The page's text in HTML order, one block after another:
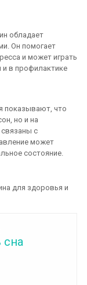
обладает
Он помогает
и может играть
и в профилактике
показывают, что
но и на
с
может
состояние.
для здоровья и
сна